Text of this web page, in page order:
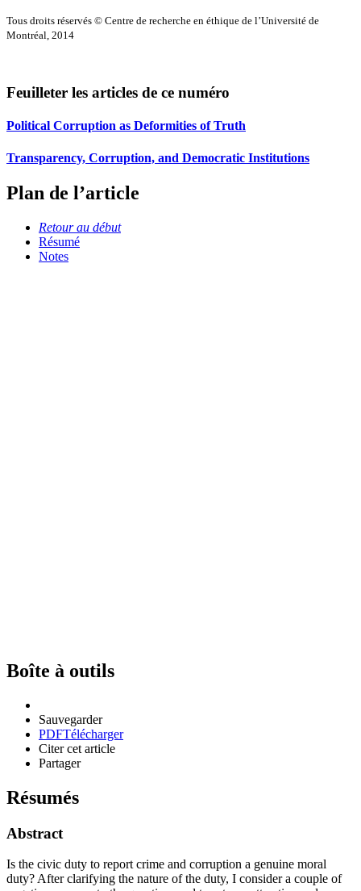
Tous droits réservés © Centre de recherche en éthique de l’Université de
Montréal, 2014
Feuilleter les articles de ce numéro
Political Corruption as Deformities of Truth
Transparency, Corruption, and Democratic Institutions
Plan de l’article
Retour au début
Résumé
Notes
Boîte à outils
Sauvegarder
PDFTélécharger
Citer cet article
Partager
Résumés
Abstract
Is the civic duty to report crime and corruption a genuine moral
duty? After clarifying the nature of the duty, I consider a couple of